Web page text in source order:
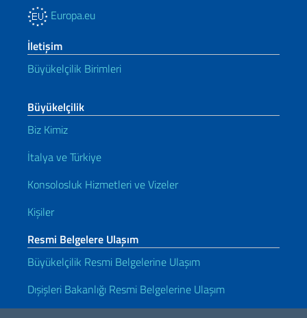
Europa.eu
İletişim
Büyükelçilik Birimleri
Büyükelçilik
Biz Kimiz
İtalya ve Türkiye
Konsolosluk Hizmetleri ve Vizeler
Kişiler
Resmi Belgelere Ulaşım
Büyükelçilik Resmi Belgelerine Ulaşım
Dışişleri Bakanlığı Resmi Belgelerine Ulaşım